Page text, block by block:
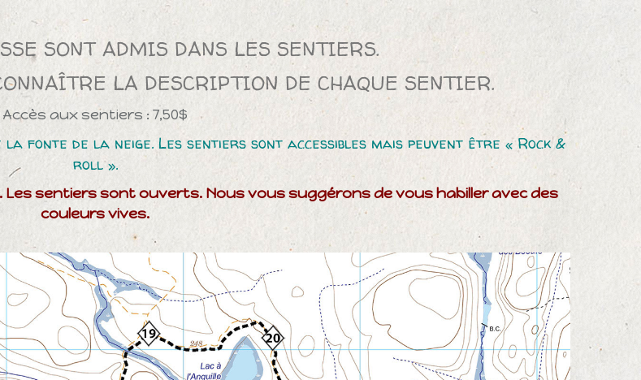
SONT ADMIS DANS LES SENTIERS.
LA DESCRIPTION DE CHAQUE SENTIER.
Accès aux sentiers : 7,50$
de la neige. Les sentiers sont accessibles mais peuvent être « Rock &
roll ».
Les sentiers sont ouverts. Nous vous suggérons de vous habiller avec des
couleurs vives.